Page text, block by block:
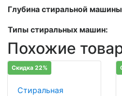
Глубина стиральной
Типы стиральных машин:
Похожие
Скидка 22%
Стиральная